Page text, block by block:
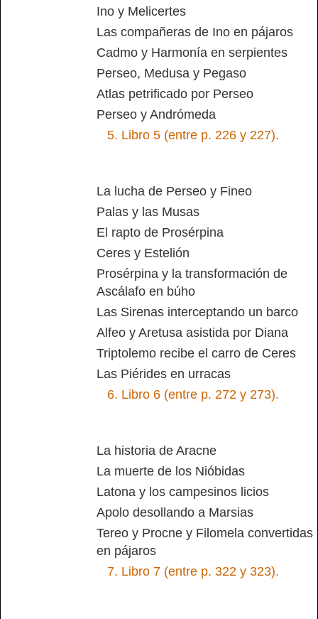
Ino y Melicertes
Las compañeras de Ino en pájaros
Cadmo y Harmonía en serpientes
Perseo, Medusa y Pegaso
Atlas petrificado por Perseo
Perseo y Andrómeda
5. Libro 5 (entre p. 226 y 227).
La lucha de Perseo y Fineo
Palas y las Musas
El rapto de Prosérpina
Ceres y Estelión
Prosérpina y la transformación de
Ascálafo en búho
Las Sirenas interceptando un barco
Alfeo y Aretusa asistida por Diana
Triptolemo recibe el carro de Ceres
Las Piérides en urracas
6. Libro 6 (entre p. 272 y 273).
La historia de Aracne
La muerte de los Nióbidas
Latona y los campesinos licios
Apolo desollando a Marsias
Tereo y Procne y Filomela convertidas
en pájaros
7. Libro 7 (entre p. 322 y 323).